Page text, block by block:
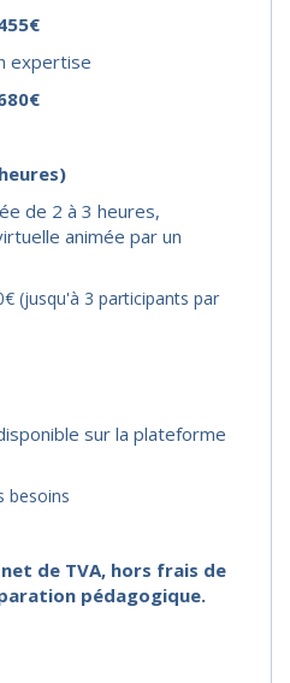
expertise
de 2 à 3 heures,
animée par un
(jusqu'à 3 participants par
sur la plateforme
besoins
de TVA, hors frais de
pédagogique.